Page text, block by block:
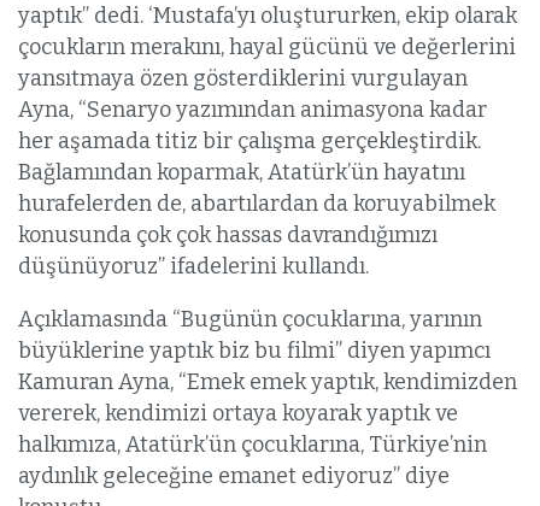
yaptık” dedi. ‘Mustafa’yı oluştururken, ekip olarak
çocukların merakını, hayal gücünü ve değerlerini
yansıtmaya özen gösterdiklerini vurgulayan
Ayna, “Senaryo yazımından animasyona kadar
her aşamada titiz bir çalışma gerçekleştirdik.
Bağlamından koparmak, Atatürk’ün hayatını
hurafelerden de, abartılardan da koruyabilmek
konusunda çok çok hassas davrandığımızı
düşünüyoruz” ifadelerini kullandı.
Açıklamasında “Bugünün çocuklarına, yarının
büyüklerine yaptık biz bu filmi” diyen yapımcı
Kamuran Ayna, “Emek emek yaptık, kendimizden
vererek, kendimizi ortaya koyarak yaptık ve
halkımıza, Atatürk’ün çocuklarına, Türkiye’nin
aydınlık geleceğine emanet ediyoruz” diye